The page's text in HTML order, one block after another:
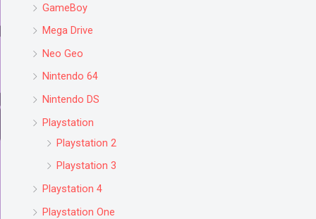
GameBoy
Mega Drive
Neo Geo
Nintendo 64
Nintendo DS
Playstation
Playstation 2
Playstation 3
Playstation 4
Playstation One